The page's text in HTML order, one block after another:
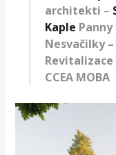
architekti –
Kaple
Nesvačilky –
Revitalizace
CCEA MOBA